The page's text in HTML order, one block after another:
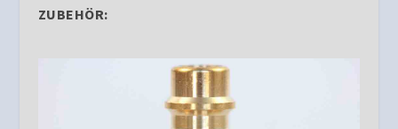
ZUBEHÖR: